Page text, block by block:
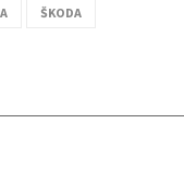
ŠKODA